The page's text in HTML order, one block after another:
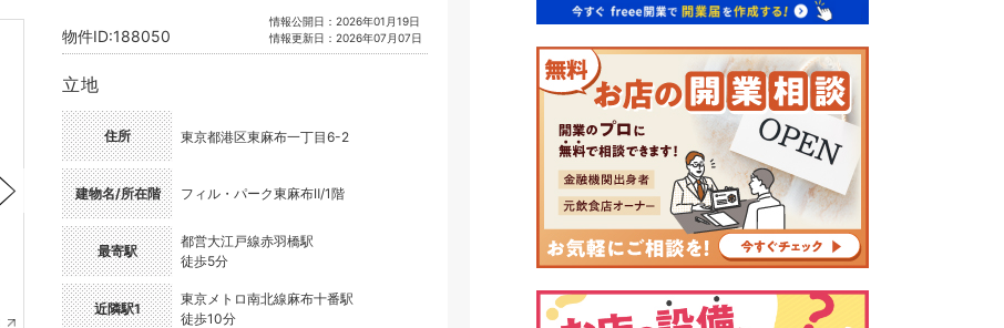
物件ID:188050
情報公開日：2026年01月19日
情報更新日：2026年07月07日
立地
住所 東京都港区東麻布一丁目6-2
建物名/所在階 フィル・パーク東麻布Ⅱ/1階
最寄駅
都営大江戸線赤羽橋駅
徒歩5分
近隣駅1
東京メトロ南北線麻布十番駅
徒歩10分